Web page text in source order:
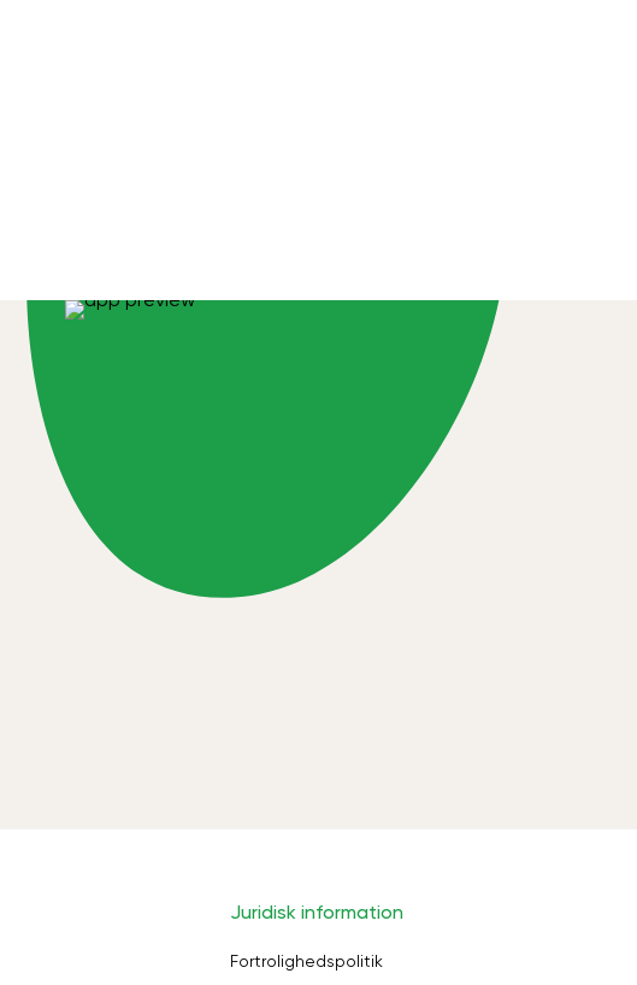
Juridisk information
Fortrolighedspolitik